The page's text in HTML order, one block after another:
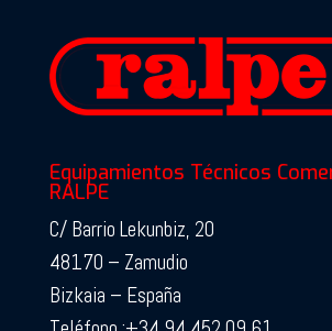
Equipamientos Técnicos
RALPE
C/ Barrio Lekunbiz, 20
48170 – Zamudio
Bizkaia – España